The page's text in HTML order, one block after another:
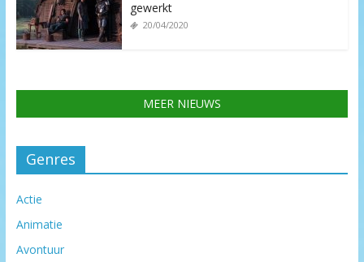
gewerkt
20/04/2020
MEER NIEUWS
Genres
Actie
Animatie
Avontuur